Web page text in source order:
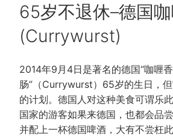
65岁不退休–德国
(Currywurst)
2014年9月4日是著名的德国“咖喱香
肠”（Currywurst）65岁的生日，
的计划。德国人对这种美食可谓乐
国家的游客如果来德国，也都会品
并配上一杯德国啤酒，大有不尝枉此